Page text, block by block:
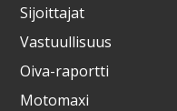
Sijoittajat
Vastuullisuus
Oiva-raportti
Motomaxi